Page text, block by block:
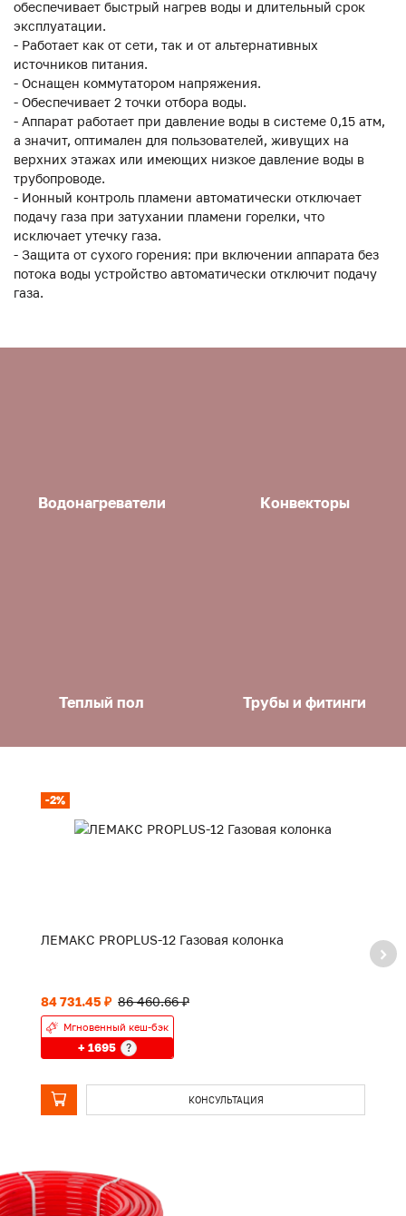
обеспечивает быстрый нагрев воды и длительный срок
эксплуатации.
- Работает как от сети, так и от альтернативных
источников питания.
- Оснащен коммутатором напряжения.
- Обеспечивает 2 точки отбора воды.
- Аппарат работает при давление воды в системе 0,15 атм,
а значит, оптимален для пользователей, живущих на
верхних этажах или имеющих низкое давление воды в
трубопроводе.
- Ионный контроль пламени автоматически отключает
подачу газа при затухании пламени горелки, что
исключает утечку газа.
- Защита от сухого горения: при включении аппарата без
потока воды устройство автоматически отключит подачу
газа.
Водонагреватели Конвекторы
Теплый пол Трубы и фитинги
-2%
ЛЕМАКС PROPLUS-12 Газовая колонка
84 731.45 ₽ 86 460.66 ₽
Мгновенный кеш-бэк
+ 1695 ?
КОНСУЛЬТАЦИЯ